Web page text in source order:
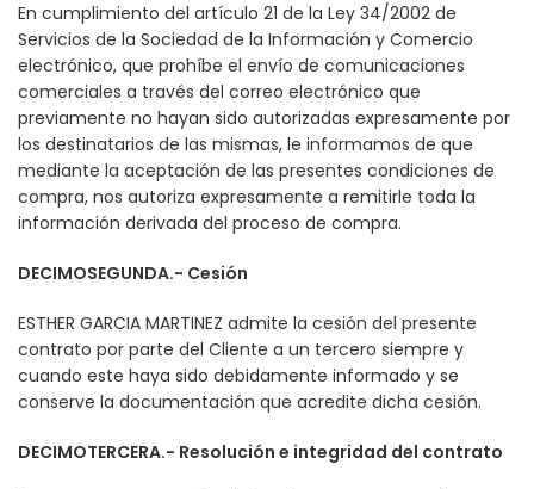
En cumplimiento del artículo 21 de la Ley 34/2002 de
Servicios de la Sociedad de la Información y Comercio
electrónico, que prohíbe el envío de comunicaciones
comerciales a través del correo electrónico que
previamente no hayan sido autorizadas expresamente por
los destinatarios de las mismas, le informamos de que
mediante la aceptación de las presentes condiciones de
compra, nos autoriza expresamente a remitirle toda la
información derivada del proceso de compra.
DECIMOSEGUNDA.- Cesión
ESTHER GARCIA MARTINEZ admite la cesión del presente
contrato por parte del Cliente a un tercero siempre y
cuando este haya sido debidamente informado y se
conserve la documentación que acredite dicha cesión.
DECIMOTERCERA.- Resolución e integridad del contrato